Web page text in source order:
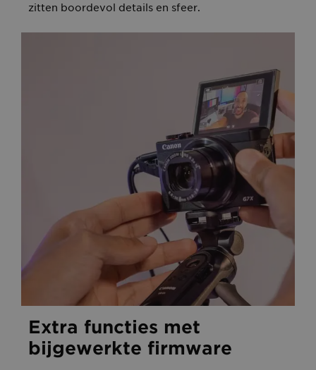
zitten boordevol details en sfeer.
Extra functies met
bijgewerkte firmware